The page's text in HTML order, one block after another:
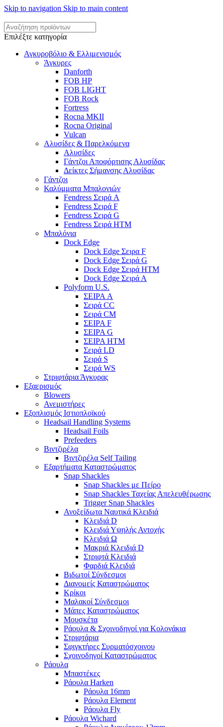
Skip to navigation Skip to main content
Επιλέξτε κατηγορία
Αγκυροβόλιο & Ελλιμενισμός
Άγκυρες
Danforth
FOB HP
FOB LIGHT
FOB Rock
Fortress
Rocna MKII
Rocna Original
Vulcan
Αλυσίδες & Παρελκόμενα
Αλυσίδες
Γάντζοι Αποφόρτισης Αλυσίδας
Δείκτες Σήμανσης Αλυσίδας
Γάντζοι
Καλύμματα Μπαλονιών
Fendress Σειρά A
Fendress Σειρά F
Fendress Σειρά G
Fendress Σειρά HTM
Μπαλόνια
Dock Edge
Dock Edge Σειρα F
Dock Edge Σειρά G
Dock Edge Σειρά HTM
Dock Edge Σειρά Α
Polyform U.S.
ΣΕΙΡΑ A
Σειρά CC
Σειρά CM
ΣΕΙΡΑ F
ΣΕΙΡΑ G
ΣΕΙΡΑ HTM
Σειρά LD
Σειρά S
Σειρά WS
Στριφτάρια Άγκυρας
Εξαερισμός
Blowers
Ανεμιστήρες
Εξοπλισμός Ιστιοπλοϊκού
Headsail Handling Systems
Headsail Foils
Prefeeders
Βιντζιρέλα
Βιντζιρέλα Self Tailing
Εξαρτήματα Καταστρώματος
Snap Shackles
Snap Shackles με Πείρο
Snap Shackles Ταχείας Απελευθέρωσης
Trigger Snap Shackles
Ανοξείδωτα Ναυτικά Κλειδιά
Κλειδιά D
Κλειδιά Υψηλής Αντοχής
Κλειδιά Ω
Μακριά Κλειδιά D
Στριφτά Κλειδιά
Φαρδιά Κλειδιά
Βιδωτοί Σύνδεσμοι
Διανομείς Καταστρώματος
Κρίκοι
Μαλακοί Σύνδεσμοι
Μάπες Καταστρώματος
Μουσκέτα
Ράουλα & Σχοινοδηγοί για Κολονάκια
Στριφτάρια
Σφιγκτήρες Συρματόσχοινου
Σχοινοδηγοί Καταστρώματος
Ράουλα
Μπαστέκες
Ράουλα Harken
Ράουλα 16mm
Ράουλα Element
Ράουλα Fly
Ράουλα Wichard